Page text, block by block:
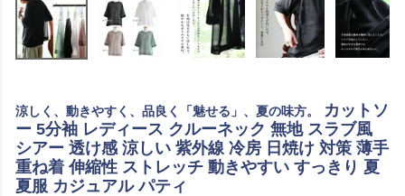
涼しく、動きやすく、品良く「魅せる」、夏の味方。
カットソ
ー 5分袖 レディース クルーネック 無地 スラブ風
シアー 透け感 涼しい 紫外線 冷房 日焼け 対策 薄手
重ね着 伸縮性 ストレッチ 動きやすい すっきり 夏
夏服 カジュアル パティ